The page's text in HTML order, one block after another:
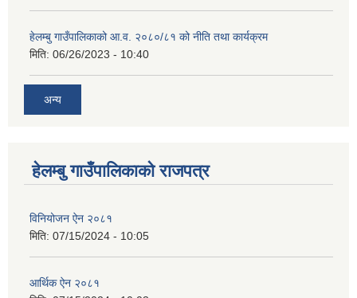
हेलम्बु गाउँपालिकाको आ.व. २०८०/८१ को नीति तथा कार्यक्रम
मिति: 06/26/2023 - 10:40
अन्य
हेलम्बु गाउँपालिकाको राजपत्र
विनियोजन ऐन २०८१
मिति: 07/15/2024 - 10:05
आर्थिक ऐन २०८१